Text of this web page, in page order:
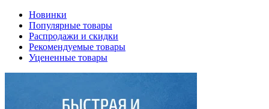
Новинки
Популярные товары
Распродажи и скидки
Рекомендуемые товары
Уцененные товары